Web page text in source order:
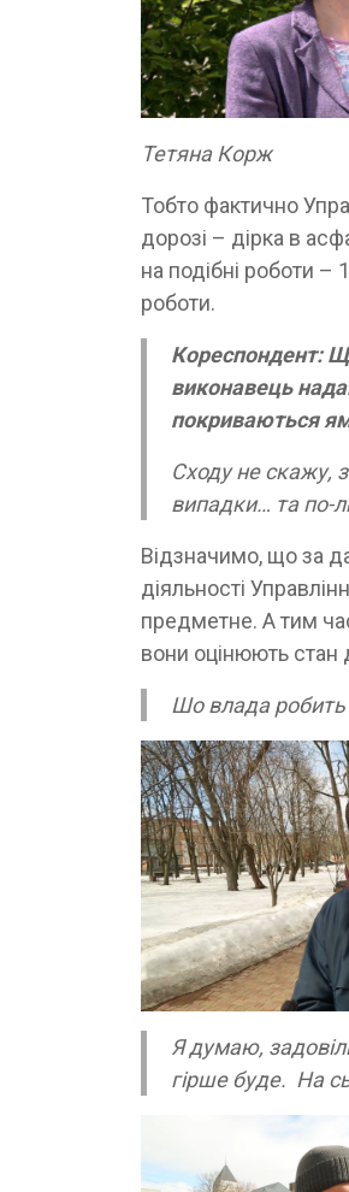
Тетяна Корж
Тобто фактично
дорозі – дірка в
на подібні роботи –
роботи.
Кореспондент:
виконавець
покриваються
Сходу не скажу,
випадки… та по-
Відзначимо, що за
діяльності
предметне. А тим
вони оцінюють стан
Шо влада
Я думаю,
гірше буде. На